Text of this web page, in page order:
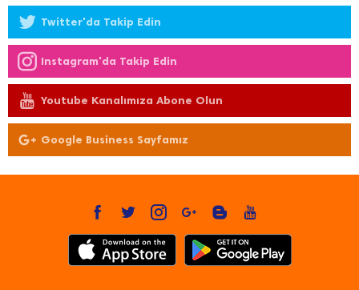
Twitter'da Takip Edin
Instagram'da Takip Edin
Youtube Kanalımıza Abone Olun
Google Business Sayfamız